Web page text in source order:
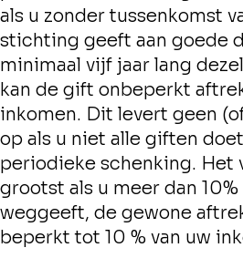
als u zonder tussenkomst
stichting geeft aan goede
minimaal vijf jaar lang
kan de gift onbeperkt
inkomen. Dit levert geen
op als u niet alle giften
periodieke schenking. Het
grootst als u meer dan
weggeeft, de gewone
beperkt tot 10 % van uw